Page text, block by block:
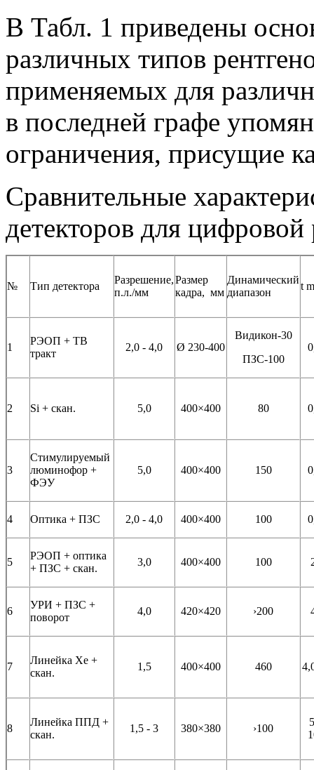
В Табл. 1 приведены
различных типов
применяемых для
в последней графе
ограничения, присущие
Сравнительные
детекторов для цифровой
№ Тип детектора
Разрешение,
п.л./мм
Размер
кадра, мм
Динамический
диапазон
t
1
РЭОП + ТВ
тракт
2,0 - 4,0 Ø 230-400
Видикон-30
ПЗС-100
2 Si + скан. 5,0 400×400 80
3
Стимулируемый
люминофор +
ФЭУ
5,0 400×400 150
4 Оптика + ПЗС 2,0 - 4,0 400×400 100
5
РЭОП + оптика
+ ПЗС + скан.
3,0 400×400 100
6
УРИ + ПЗС +
поворот
4,0 420×420 ›200
7
Линейка Хе +
скан.
1,5 400×400 460
8
Линейка ППД +
скан.
1,5 - 3 380×380 ›100